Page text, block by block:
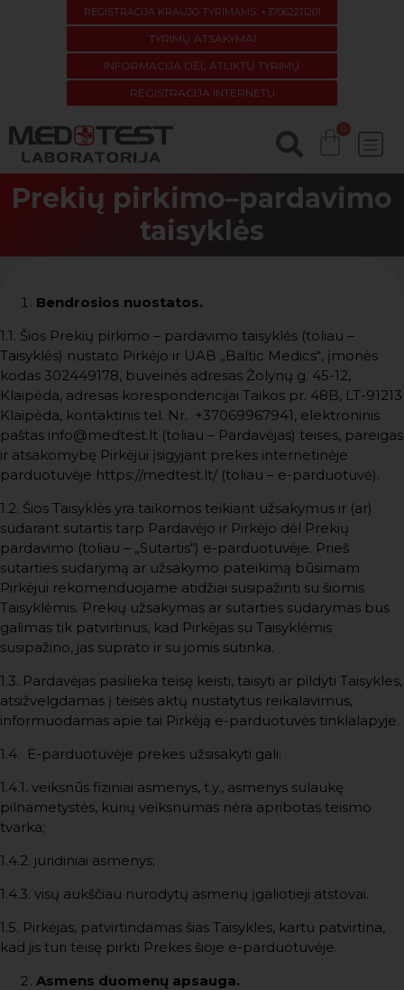
REGISTRACIJA KRAUJO TYRIMAMS: +37062211201
TYRIMŲ ATSAKYMAI
INFORMACIJA DĖL ATLIKTŲ TYRIMŲ
REGISTRACIJA INTERNETU
Prekių pirkimo–pardavimo
taisyklės
Bendrosios nuostatos.
1.1. Šios Prekių pirkimo – pardavimo taisyklės (toliau –
Taisyklės) nustato Pirkėjo ir UAB „Baltic Medics“, įmonės
kodas 302449178, buveinės adresas Žolynų g. 45-12,
Klaipėda, adresas korespondencijai Taikos pr. 48B, LT-91213
Klaipėda, kontaktinis tel. Nr. +37069967941, elektroninis
paštas info@medtest.lt (toliau – Pardavėjas) teises, pareigas
ir atsakomybę Pirkėjui įsigyjant prekes internetinėje
parduotuvėje https://medtest.lt/ (toliau – e-parduotuvė).
1.2. Šios Taisyklės yra taikomos teikiant užsakymus ir (ar)
sudarant sutartis tarp Pardavėjo ir Pirkėjo dėl Prekių
pardavimo (toliau – „Sutartis“) e-parduotuvėje. Prieš
sutarties sudarymą ar užsakymo pateikimą būsimam
Pirkėjui rekomenduojame atidžiai susipažinti su šiomis
Taisyklėmis. Prekių užsakymas ar sutarties sudarymas bus
galimas tik patvirtinus, kad Pirkėjas su Taisyklėmis
susipažino, jas suprato ir su jomis sutinka.
1.3. Pardavėjas pasilieka teisę keisti, taisyti ar pildyti Taisykles,
atsižvelgdamas į teisės aktų nustatytus reikalavimus,
informuodamas apie tai Pirkėją e-parduotuvės tinklalapyje.
1.4. E-parduotuvėje prekes užsisakyti gali:
1.4.1. veiksnūs fiziniai asmenys, t.y., asmenys sulaukę
pilnametystės, kurių veiksnumas nėra apribotas teismo
tvarka;
1.4.2. juridiniai asmenys;
1.4.3. visų aukščiau nurodytų asmenų įgaliotieji atstovai.
1.5. Pirkėjas, patvirtindamas šias Taisykles, kartu patvirtina,
kad jis turi teisę pirkti Prekes šioje e-parduotuvėje.
Asmens duomenų apsauga.